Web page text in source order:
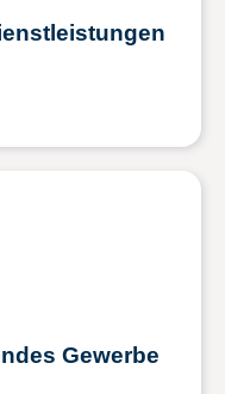
Gewerbe